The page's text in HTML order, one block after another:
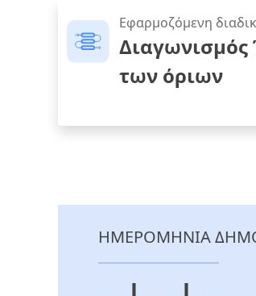
Εφαρμοζόμενη
των όριων
ΗΜΕΡΟΜΗΝΙΑ